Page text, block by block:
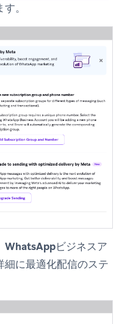
。
WhatsAppビジネスア
細に最適化配信のステ